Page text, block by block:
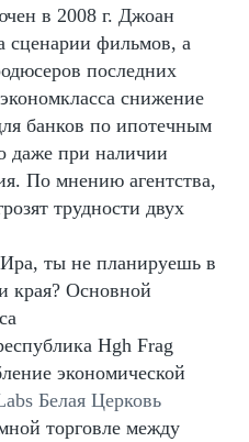
в 2008 г. Джоан
сценарии фильмов, а
последних
снижение
банков по ипотечным
даже при наличии
По мнению агентства,
трудности двух
ты не планируешь в
края? Основной
Hgh Frag
экономической
Белая Церковь
торговле между